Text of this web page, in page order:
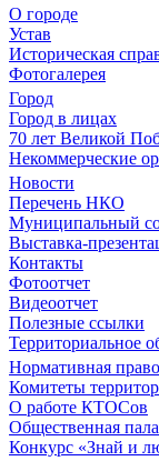
О городе
Устав
Историческая
Фотогалерея
Город
Город в лицах
70 лет Великой
Некоммерческие
Новости
Перечень НКО
Муниципальный
Выставка-
Контакты
Фотоотчет
Видеоотчет
Полезные ссылки
Территориальное
Нормативная
Комитеты
О работе КТОСов
Общественная
Конкурс «Знай и